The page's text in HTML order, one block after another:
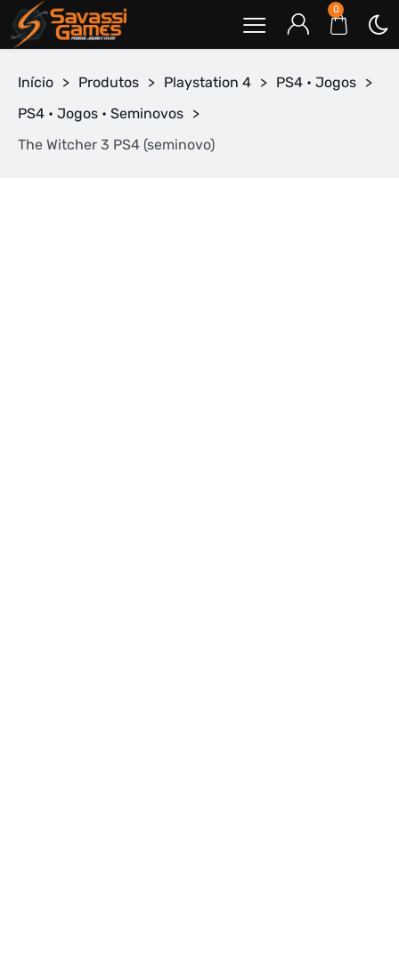
0
Início > Produtos > Playstation 4 > PS4 • Jogos >
PS4 • Jogos • Seminovos >
The Witcher 3 PS4 (seminovo)